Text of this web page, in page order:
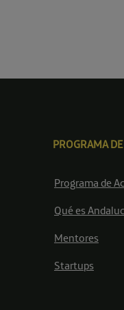
PROGRAMA
Programa de
Qué es
Mentores
Startups